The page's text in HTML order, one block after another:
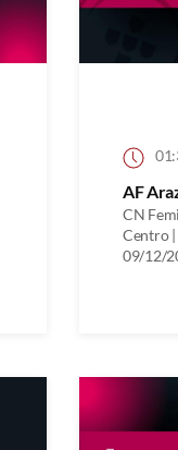
AF
CN
Centro |
09/12/